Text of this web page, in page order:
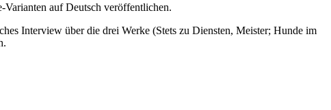
Varianten auf Deutsch veröffentlichen.
Interview über die drei Werke (Stets zu Diensten, Meister; Hunde im